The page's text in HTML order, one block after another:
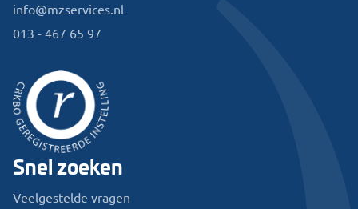
info@mzservices.nl
013 - 467 65 97
Snel zoeken
Veelgestelde vragen